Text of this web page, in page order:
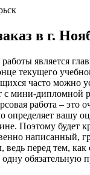
в г.
является
текущего
часто можно
с мини-дипломной
работа – это
определяет вашу
Поэтому будет
написанный,
перед тем, как
обязательную